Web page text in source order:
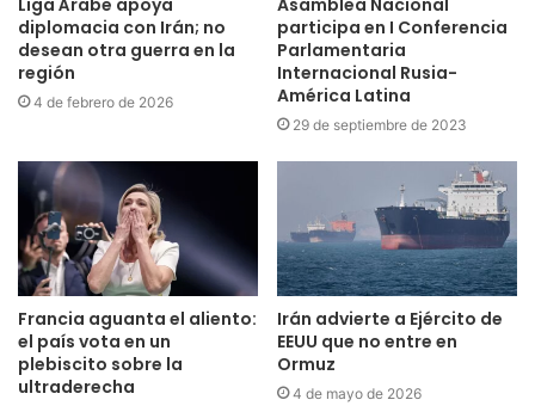
diplomacia con Irán; no
desean otra guerra en la
región
4 de febrero de 2026
participa en I Conferencia
Parlamentaria
Internacional Rusia-
América Latina
29 de septiembre de 2023
Francia aguanta el aliento:
el país vota en un
plebiscito sobre la
ultraderecha
Irán advierte a Ejército de
EEUU que no entre en
Ormuz
4 de mayo de 2026